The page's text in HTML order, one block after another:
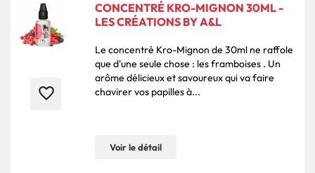
favorite_border
CONCENTRÉ KRO-MIGNON 30ML -
LES CRÉATIONS BY A&L
Le concentré Kro-Mignon de 30ml ne raffole
que d'une seule chose : les framboises . Un
arôme délicieux et savoureux qui va faire
chavirer vos papilles à...
Voir le détail